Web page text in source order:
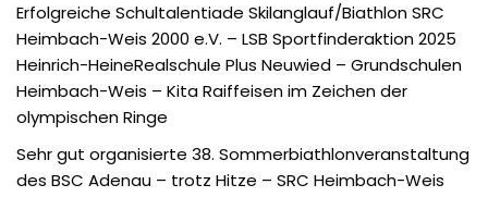
Erfolgreiche Schultalentiade Skilanglauf/Biathlon SRC
Heimbach-Weis 2000 e.V. – LSB Sportfinderaktion 2025
Heinrich-HeineRealschule Plus Neuwied – Grundschulen
Heimbach-Weis – Kita Raiffeisen im Zeichen der
olympischen Ringe
Sehr gut organisierte 38. Sommerbiathlonveranstaltung
des BSC Adenau – trotz Hitze – SRC Heimbach-Weis